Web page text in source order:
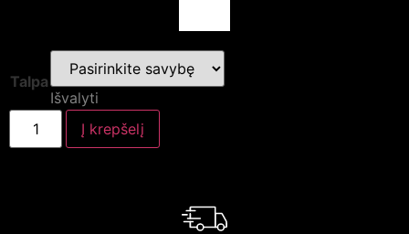
Talpa
Išvalyti
Į krepšelį